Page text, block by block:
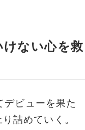
ない心を救
ビューを果た
詰めていく。